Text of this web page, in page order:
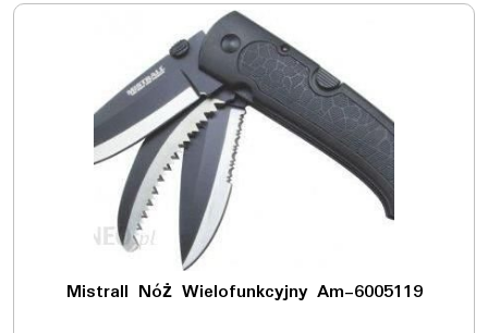
Mistrall Nóż Wielofunkcyjny Am-6005119